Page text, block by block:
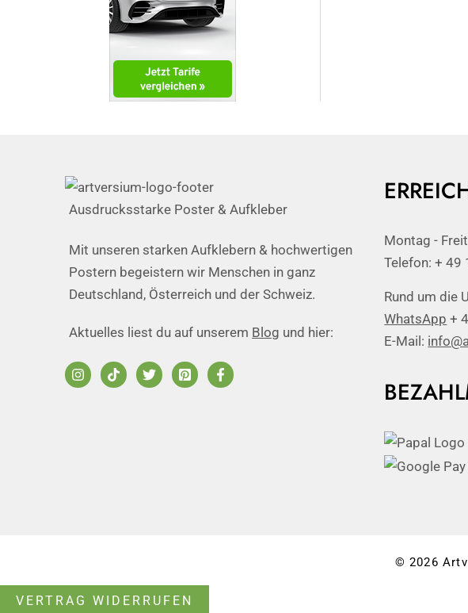
Ausdrucksstarke Poster & Aufkleber
Mit unseren starken Aufklebern & hochwertigen
Postern begeistern wir Menschen in ganz
Deutschland, Österreich und der Schweiz.
Aktuelles liest du auf unserem Blog und hier:
Montag -
Telefon: + 49
Rund um die
WhatsApp +
E-Mail:
© 2026
VERTRAG WIDERRUFEN